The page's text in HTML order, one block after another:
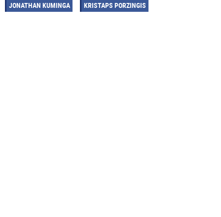
JONATHAN KUMINGA KRISTAPS PORZINGIS